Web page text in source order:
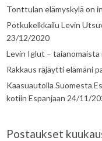
Tonttulan elämyskylä on
Potkukelkkailu Levin
23/12/2020
Levin Iglut – taianomaista
Rakkaus räjäytti elämäni
Kaasuautolla Suomesta
kotiin Espanjaan 24/11/
Postaukset